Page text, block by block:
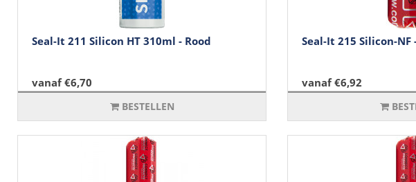
Seal-It 211 Silicon HT 310ml - Rood
vanaf €6,70
BESTELLEN
Seal-It 215 Silicon-NF
vanaf €6,92